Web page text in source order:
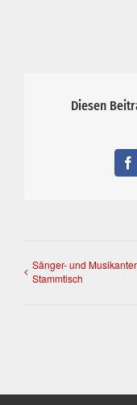
Diesen
Sänger- und
Stammtisch